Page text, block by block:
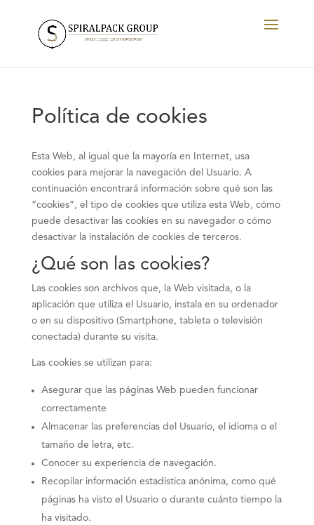
Política de cookies
Esta Web, al igual que la mayoría en Internet, usa
cookies para mejorar la navegación del Usuario. A
continuación encontrará información sobre qué son las
“cookies”, el tipo de cookies que utiliza esta Web, cómo
puede desactivar las cookies en su navegador o cómo
desactivar la instalación de cookies de terceros.
¿Qué son las cookies?
Las cookies son archivos que, la Web visitada, o la
aplicación que utiliza el Usuario, instala en su ordenador
o en su dispositivo (Smartphone, tableta o televisión
conectada) durante su visita.
Las cookies se utilizan para:
Asegurar que las páginas Web pueden funcionar
correctamente
Almacenar las preferencias del Usuario, el idioma o el
tamaño de letra, etc.
Conocer su experiencia de navegación.
Recopilar información estadística anónima, como qué
páginas ha visto el Usuario o durante cuánto tiempo la
ha visitado.